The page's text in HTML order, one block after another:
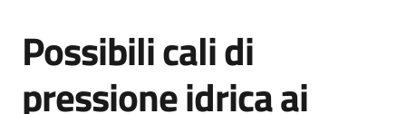
Novità
Menu selezionato
Salta al contenuto
Possibili cali di
pressione idrica ai